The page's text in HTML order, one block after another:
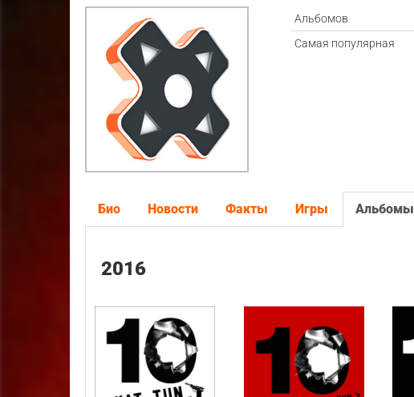
Альбомов
Самая популярная
Био Новости Факты Игры Альбомы
2016